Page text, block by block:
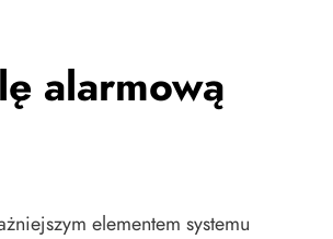
alarmową
elementem systemu